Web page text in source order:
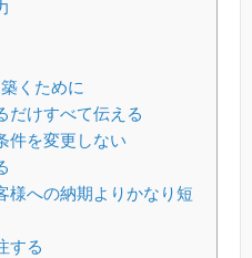
くために
だけすべて伝える
件を変更しない
様への納期よりかなり短
する